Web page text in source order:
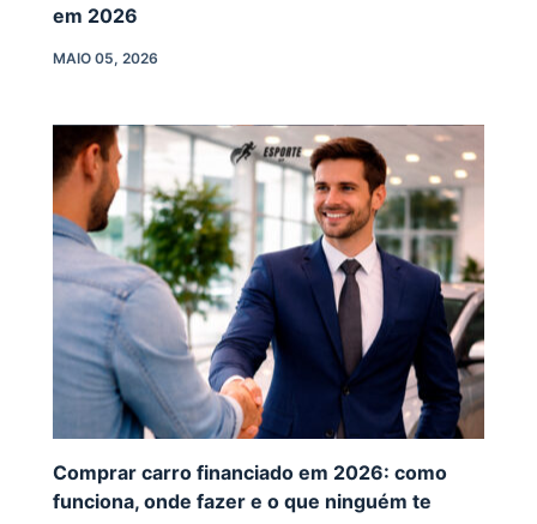
em 2026
MAIO 05, 2026
Comprar carro financiado em 2026: como
funciona, onde fazer e o que ninguém te